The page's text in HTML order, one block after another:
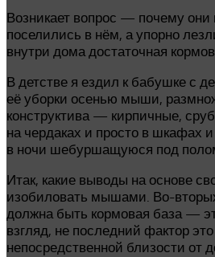
Возникает вопрос — почему
поселились в нём, а упорно
внутри дома достаточная
В детстве я ездил к бабушке с
её уборки осенью мыши,
конструктива — кирпичные,
на чердаках и просто в шкафах
в ночи шебуршащуюся под
Итак, какие выводы на основе
изобиловать мышами. Во-
должна быть кормовая база —
взгляд, не последний фактор
непосредственной близости от